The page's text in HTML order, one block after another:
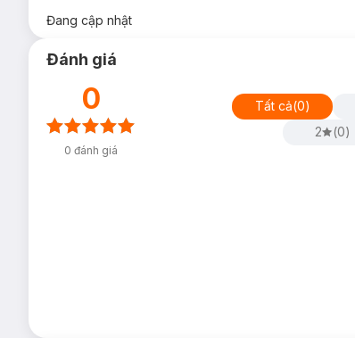
Đang cập nhật
Đánh giá
0
0 đánh giá
Tất cả(0)
2
(0)